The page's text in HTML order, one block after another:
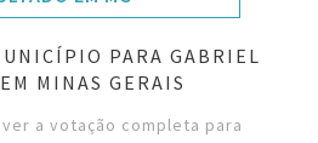
PARA GABRIEL
MINAS GERAIS
a votação completa para